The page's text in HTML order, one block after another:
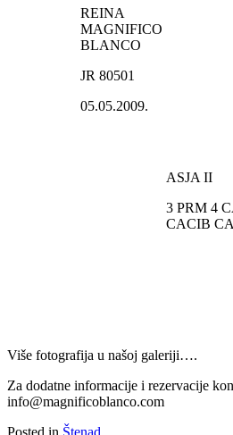
REINA
MAGNIFICO
BLANCO
JR 80501
05.05.2009.
ASJA II
3 PRM 4
CACIB
Više fotografija u našoj galeriji….
Za dodatne informacije i rezervacije
info@magnificoblanco.com
Posted in Štenad